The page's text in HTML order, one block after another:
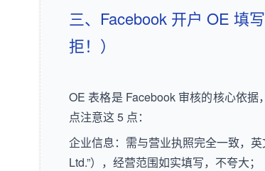
三、Facebook 开户 OE 填
拒！）
OE 表格是 Facebook 审核的核心依
点注意这 5 点：
企业信息：需与营业执照完全一致，英
Ltd.”），经营范围如实填写，不夸大；